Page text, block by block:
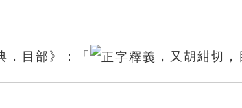
．目部》：「 ，又胡紺切，